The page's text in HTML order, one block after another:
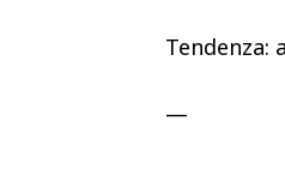
Tendenza:
—